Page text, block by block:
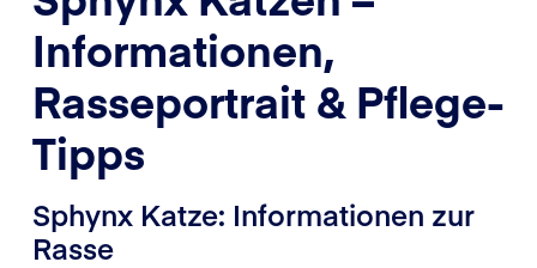
Informationen,
Rasseportrait & Pflege-
Tipps
Sphynx Katze: Informationen zur
Rasse